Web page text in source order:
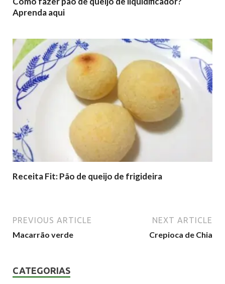
Aprenda aqui
Receita Fit: Pão de queijo de frigideira
PREVIOUS ARTICLE
Macarrão verde
NEXT ARTICLE
Crepioca de Chia
CATEGORIAS